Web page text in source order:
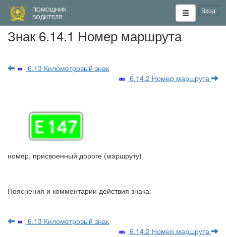
ПОМОЩНИК
ВОДИТЕЛЯ
Вход
Знак 6.14.1 Номер маршрута
6.13 Километровый знак
6.14.2 Номер маршрута
номер, присвоенный дороге (маршруту)
Пояснения и комментарии действия знака:
6.13 Километровый знак
6.14.2 Номер маршрута